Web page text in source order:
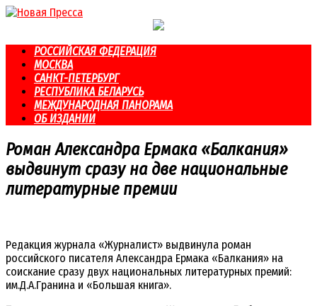
Перейти
РОССИЙСКАЯ ФЕДЕРАЦИЯ
МОСКВА
САНКТ-ПЕТЕРБУРГ
РЕСПУБЛИКА БЕЛАРУСЬ
МЕЖДУНАРОДНАЯ ПАНОРАМА
ОБ ИЗДАНИИ
Роман Александра Ермака «Балкания»
выдвинут сразу на две национальные
литературные премии
Редакция журнала «Журналист» выдвинула роман
российского писателя Александра Ермака «Балкания» на
соискание сразу двух национальных литературных премий:
им.Д.А.Гранина и «Большая книга».